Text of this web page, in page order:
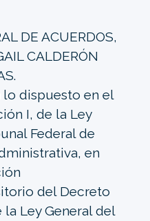
DE ACUERDOS,
CALDERÓN
dispuesto en el
I, de la Ley
Federal de
en
del Decreto
Ley General del